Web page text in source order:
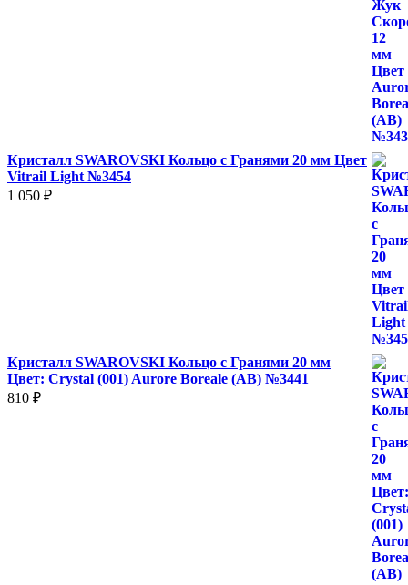
Кристалл SWAROVSKI Кольцо с Гранями 20 мм Цвет
Vitrail Light №3454
1 050 ₽
Кристалл SWAROVSKI Кольцо с Гранями 20 мм
Цвет: Crystal (001) Aurore Boreale (AB) №3441
810 ₽